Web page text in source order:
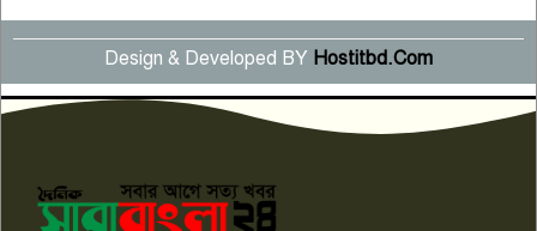
৬
সংবাদ সম্মেলনে অভিযোগ অস্বীকার
উদ্দেশ্য প্রণোদিত সংবাদ প্রকাশের
প্রতিবাদ নাজির হাসানের
৭
কেটে ঘরে ঢুকে স্কুল শিক্ষিকাকে হত্যা
টয়লেটের ট্যাংকি থেকে লাশ উদ্ধার
Design & Developed BY Hostitbd.Com